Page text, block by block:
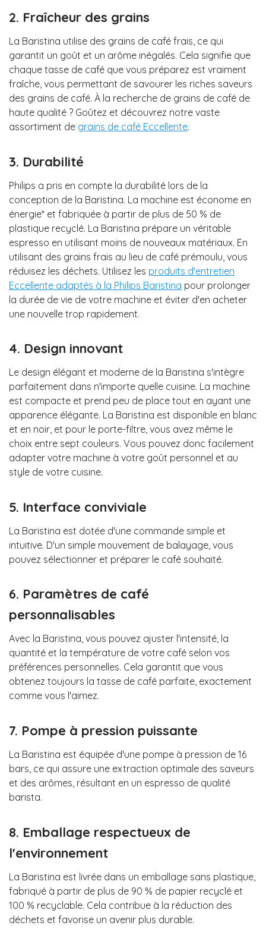
2. Fraîcheur des grains
La Baristina utilise des grains de café frais, ce qui
garantit un goût et un arôme inégalés. Cela signifie que
chaque tasse de café que vous préparez est vraiment
fraîche, vous permettant de savourer les riches saveurs
des grains de café. À la recherche de grains de café de
haute qualité ? Goûtez et découvrez notre vaste
assortiment de grains de café Eccellente.
3. Durabilité
Philips a pris en compte la durabilité lors de la
conception de la Baristina. La machine est économe en
énergie* et fabriquée à partir de plus de 50 % de
plastique recyclé. La Baristina prépare un véritable
espresso en utilisant moins de nouveaux matériaux. En
utilisant des grains frais au lieu de café prémoulu, vous
réduisez les déchets. Utilisez les produits d'entretien
Eccellente adaptés à la Philips Baristina pour prolonger
la durée de vie de votre machine et éviter d'en acheter
une nouvelle trop rapidement.
4. Design innovant
Le design élégant et moderne de la Baristina s'intègre
parfaitement dans n'importe quelle cuisine. La machine
est compacte et prend peu de place tout en ayant une
apparence élégante. La Baristina est disponible en blanc
et en noir, et pour le porte-filtre, vous avez même le
choix entre sept couleurs. Vous pouvez donc facilement
adapter votre machine à votre goût personnel et au
style de votre cuisine.
5. Interface conviviale
La Baristina est dotée d'une commande simple et
intuitive. D'un simple mouvement de balayage, vous
pouvez sélectionner et préparer le café souhaité.
6. Paramètres de café
personnalisables
Avec la Baristina, vous pouvez ajuster l'intensité, la
quantité et la température de votre café selon vos
préférences personnelles. Cela garantit que vous
obtenez toujours la tasse de café parfaite, exactement
comme vous l'aimez.
7. Pompe à pression puissante
La Baristina est équipée d'une pompe à pression de 16
bars, ce qui assure une extraction optimale des saveurs
et des arômes, résultant en un espresso de qualité
barista.
8. Emballage respectueux de
l'environnement
La Baristina est livrée dans un emballage sans plastique,
fabriqué à partir de plus de 90 % de papier recyclé et
100 % recyclable. Cela contribue à la réduction des
déchets et favorise un avenir plus durable.